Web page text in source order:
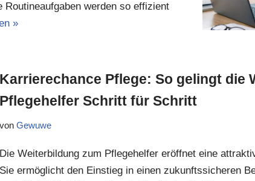
werden so effizient
»
Karrierechance Pflege: So gelingt die
Pflegehelfer Schritt für Schritt
von Gewuwe
Die Weiterbildung zum Pflegehelfer eröffnet eine
Sie ermöglicht den Einstieg in einen zukunftssicheren